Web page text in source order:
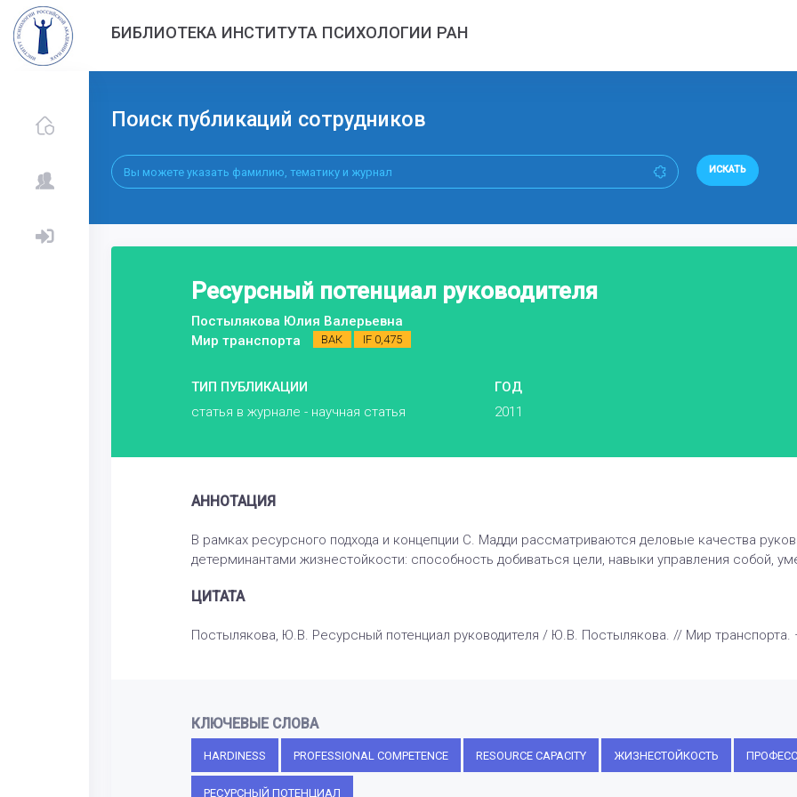
БИБЛИОТЕКА ИНСТИТУТА ПСИХОЛОГИИ РАН
Поиск публикаций сотрудников
ИСКАТЬ
Ресурсный потенциал руководителя
Постылякова Юлия Валерьевна
Мир транспорта
ВАК IF 0,475
ТИП ПУБЛИКАЦИИ
статья в журнале - научная статья
ГОД
2011
АННОТАЦИЯ
В рамках ресурсного подхода и концепции С. Мадди рассматриваются деловые качества
детерминантами жизнестойкости: способность добиваться цели, навыки управления собой,
ЦИТАТА
Постылякова, Ю.В. Ресурсный потенциал руководителя / Ю.В. Постылякова. // Мир
КЛЮЧЕВЫЕ СЛОВА
HARDINESS PROFESSIONAL COMPETENCE RESOURCE CAPACITY ЖИЗНЕСТОЙКОСТЬ
РЕСУРСНЫЙ ПОТЕНЦИАЛ